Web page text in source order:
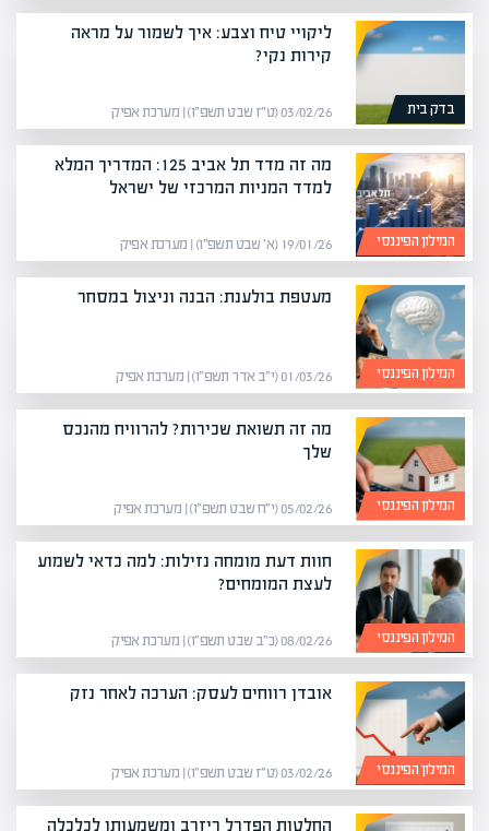
בדק בית
ליקויי טיח וצבע: איך לשמור על מראה
קירות נקי?
03/02/26 (ט״ז שבט תשפ״ו) | מערכת אפיק
המילון הפיננסי
מה זה מדד תל אביב 125: המדריך המלא
למדד המניות המרכזי של ישראל
19/01/26 (א׳ שבט תשפ״ו) | מערכת אפיק
המילון הפיננסי
מעטפת בולענת: הבנה וניצול במסחר
01/03/26 (י״ב אדר תשפ״ו) | מערכת אפיק
המילון הפיננסי
מה זה תשואת שכירות? להרוויח מהנכס
שלך
05/02/26 (י״ח שבט תשפ״ו) | מערכת אפיק
המילון הפיננסי
חוות דעת מומחה נזילות: למה כדאי לשמוע
לעצת המומחים?
08/02/26 (כ״ב שבט תשפ״ו) | מערכת אפיק
המילון הפיננסי
אובדן רווחים לעסק: הערכה לאחר נזק
03/02/26 (ט״ז שבט תשפ״ו) | מערכת אפיק
החלטות הפדרל ריזרב ומשמעותן לכלכלה